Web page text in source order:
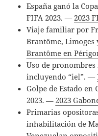
España ganó la
FIFA 2023. — 2023
Viaje familiar por
Brantôme,
Brantôme en
Uso de
incluyendo “iel”. —
Golpe de Estado en
2023. — 2023
Primarias
inhabilitación de